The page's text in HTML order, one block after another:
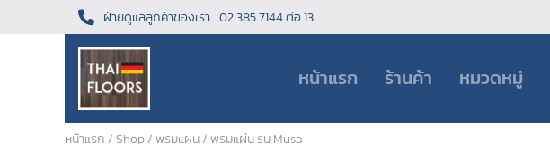
ฝ่ายดูแลลูกค้าของเรา 02 385 7144 ต่อ 13
หน้าแรก ร้านค้า หมวดหมู่
หน้าแรก / Shop / พรมแผ่น / พรมแผ่น รุ่น Musa